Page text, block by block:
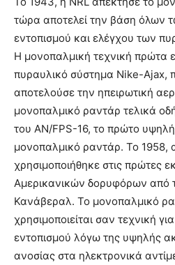
τώρα αποτελεί την βάση όλων
εντοπισμού και ελέγχου των
Η μονοπαλμική τεχνική πρώτα
πυραυλικό σύστημα Nike-Ajax,
αποτελούσε την ηπειρωτική
μονοπαλμικό ραντάρ τελικά
του AN/FPS-16, το πρώτο
μονοπαλμικό ραντάρ. Το 1958,
χρησιμοποιήθηκε στις πρώτες
Αμερικανικών δορυφόρων από
Κανάβεραλ. Το μονοπαλμικό
χρησιμοποιείται σαν τεχνική
εντοπισμού λόγω της υψηλής
ανοσίας στα ηλεκτρονικά